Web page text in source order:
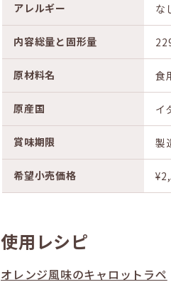
アレルギー な
内容総量と固形量
原材料名 食
原産国 イ
賞味期限 製
希望小売価格
使用レシピ
オレンジ風味のキャロットラペ